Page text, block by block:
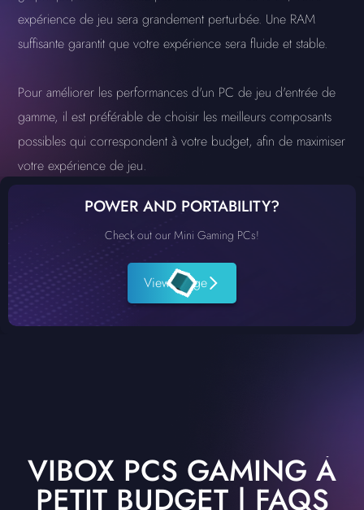
expérience de jeu sera grandement perturbée. Une RAM
suffisante garantit que votre expérience sera fluide et stable.
Pour améliorer les performances d'un PC de jeu d'entrée de
gamme, il est préférable de choisir les meilleurs composants
possibles qui correspondent à votre budget, afin de maximiser
votre expérience de jeu.
POWER AND PORTABILITY?
Check out our Mini Gaming PCs!
View Range
VIBOX PCS GAMING À
PETIT BUDGET | FAQS